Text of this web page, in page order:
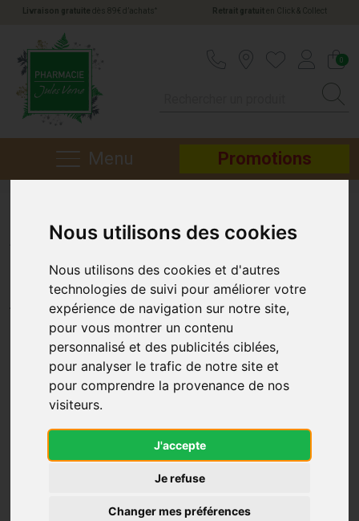
Nous utilisons des cookies
Nous utilisons des cookies et d'autres
technologies de suivi pour améliorer votre
expérience de navigation sur notre site,
pour vous montrer un contenu
personnalisé et des publicités ciblées,
pour analyser le trafic de notre site et
pour comprendre la provenance de nos
visiteurs.
J'accepte
Je refuse
Changer mes préférences
Livraison gratuite dès 89€ d’achats * Retrait gratuiten Click & Collect
0
Menu Promotions
Alopexy 2% chute de
cheveux 3x60ml
PIERRE FABRE MÉDICAMENT